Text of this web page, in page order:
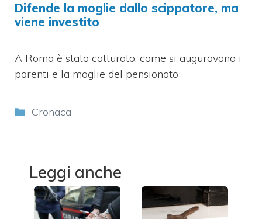
Difende la moglie dallo scippatore, ma
viene investito
A Roma è stato catturato, come si auguravano i
parenti e la moglie del pensionato
Categorie
Cronaca
Leggi anche